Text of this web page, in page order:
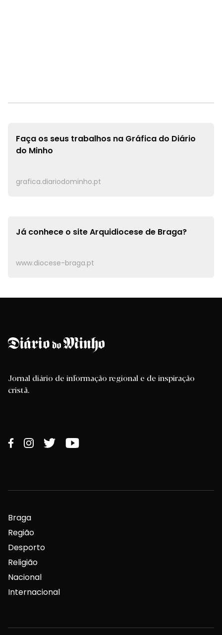
Faça os seus trabalhos na Gráfica do Diário
do Minho
grafica.diariodominho.pt
Já conhece o siteArquidiocese de Braga?
www.diocese-braga.pt
Jornal diário de informação regional e de inspiração
cristã.
Braga
Região
Desporto
Religião
Nacional
Internacional